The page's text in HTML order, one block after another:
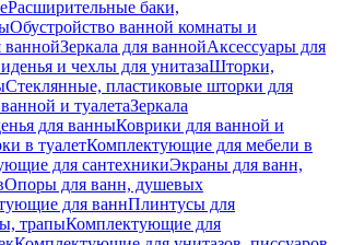
Расширительные баки,
Обустройство ванной комнаты и
ваннойЗеркала для ваннойАксессуары для
и чехлы для унитазаШторки,
Стеклянные, пластиковые шторки для
и туалетаЗеркала
для ванныКоврики для ванной и
в туалетКомплектующие для мебели в
для сантехникиЭкраны для ванн,
Опоры для ванн, душевых
для ваннПлинтусы для
трапыКомплектующие для